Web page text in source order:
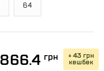
64
866.4 грн + 43 грн
кешбек